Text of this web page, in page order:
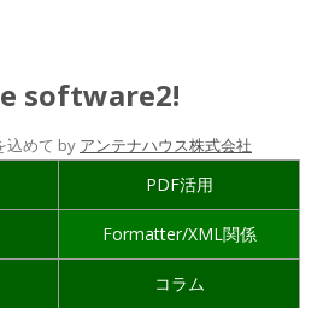
software2!
込めて by アンテナハウス株式会社
PDF活用
Formatter/XML関係
コラム